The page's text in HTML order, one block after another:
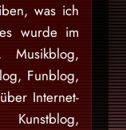
was ich
wurde im
Musikblog,
Funblog,
Internet-